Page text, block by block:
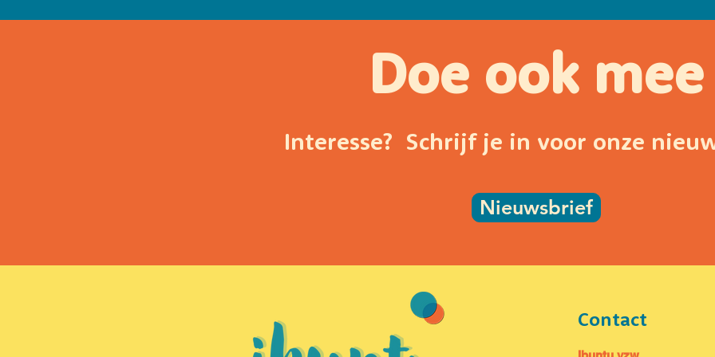
Doe ook mee
Interesse? Schrijf je in voor onze
Nieuwsbrief
Contact